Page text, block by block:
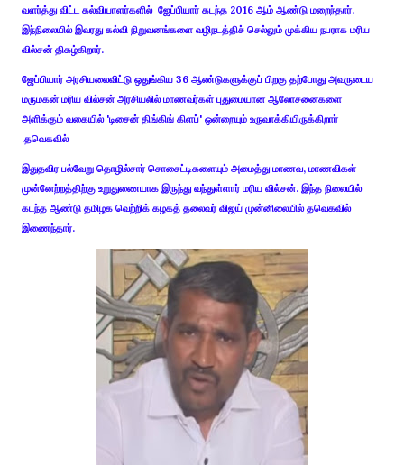
வளர்த்து விட்ட கல்வியாளர்களில் ஜேப்பியார் கடந்த 2016 ஆம் ஆண்டு மறைந்தார்.
இந்நிலையில் இவரது கல்வி நிறுவனங்களை வழிநடத்திச் செல்லும் முக்கிய நபராக மரிய
வில்சன் திகழ்கிறார்.
ஜேப்பியார் அரசியலைவிட்டு ஒதுங்கிய 36 ஆண்டுகளுக்குப் பிறகு தற்போது அவருடைய
மருமகன் மரிய வில்சன் அரசியலில் மாணவர்கள் புதுமையான ஆலோசனைகளை
அளிக்கும் வகையில் 'டிசைன் திங்கிங் கிளப்' ஒன்றையும் உருவாக்கியிருக்கிறார்
.தவெகவில்
இதுதவிர பல்வேறு தொழில்சார் சொசைட்டிகளையும் அமைத்து மாணவ, மாணவிகள்
முன்னேற்றத்திற்கு உறுதுணையாக இருந்து வந்துள்ளார் மரிய வில்சன். இந்த நிலையில்
கடந்த ஆண்டு தமிழக வெற்றிக் கழகத் தலைவர் விஜய் முன்னிலையில் தவெகவில்
இணைந்தார்.